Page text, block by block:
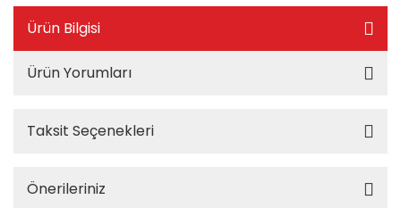
Ürün Bilgisi
Ürün Yorumları
Taksit Seçenekleri
Önerileriniz